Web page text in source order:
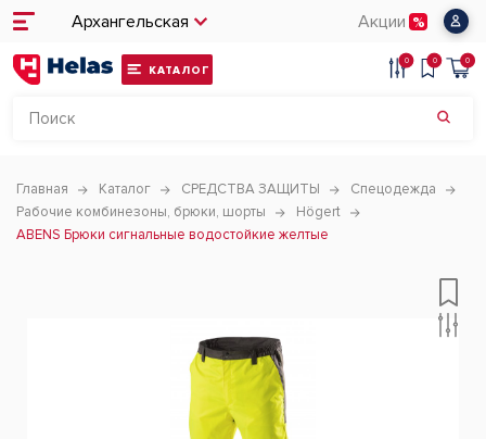
Архангельская Акции
КАТАЛОГ
0 0 0
Главная Каталог СРЕДСТВА ЗАЩИТЫ
Спецодежда
Рабочие комбинезоны, брюки, шорты
Högert
ABENS Брюки сигнальные водостойкие желтые